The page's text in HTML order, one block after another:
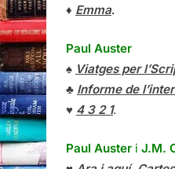
♦ Emma.
Paul Auster
♠ Viatges per
♣ Informe de
♥ 4 3 2 1.
Paul Auster i J.M.